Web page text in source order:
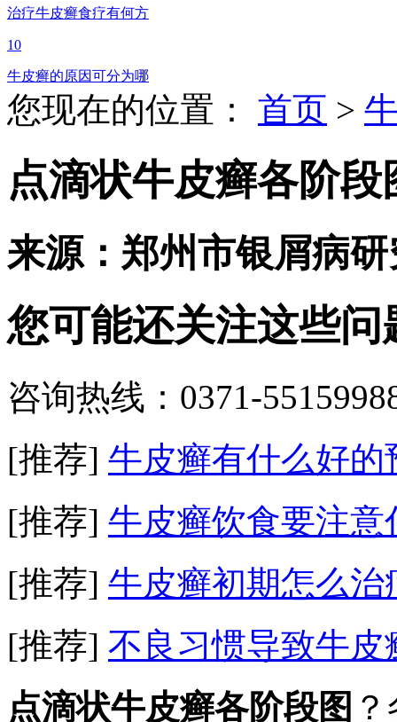
治疗牛皮癣食疗有何方
10
牛皮癣的原因可分为哪
您现在的位置： 首页 >
点滴状牛皮癣各阶段
来源：郑州市银屑病
您可能还关注这些问
咨询热线：0371-
[推荐] 牛皮癣有什么好的
[推荐] 牛皮癣饮食要注意
[推荐] 牛皮癣初期怎么治
[推荐] 不良习惯导致牛皮
点滴状牛皮癣各阶段图